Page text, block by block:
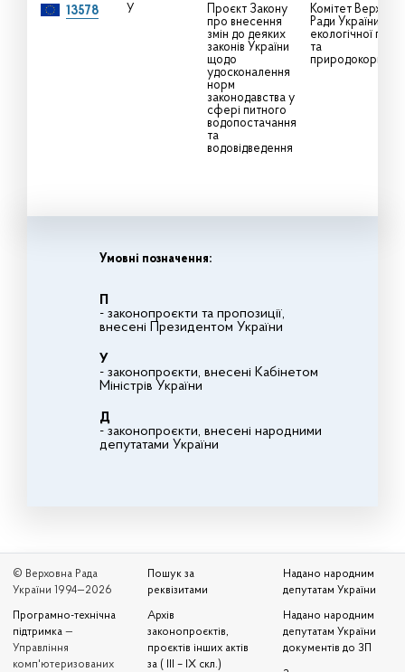
13578
У
Проєкт Закону
про внесення
змін до деяких
законів України
щодо
удосконалення
норм
законодавства у
сфері питного
водопостачання
та
водовідведення
Комітет
Ради України з
екологічної
та
Умовні позначення:
П
- законопроєкти та пропозиції,
внесені Президентом України
У
- законопроєкти, внесені Кабінетом
Міністрів України
Д
- законопроєкти, внесені народними
депутатами України
© Верховна Рада
України 1994—2026
Програмно-технічна
підтримка —
Управління
комп'ютеризованих
Пошук за
реквізитами
Архів
законопроєктів,
проєктів інших актів
за ( III – IX скл.)
Надано народним
депутатам України
Надано народним
депутатам України
документів до ЗП